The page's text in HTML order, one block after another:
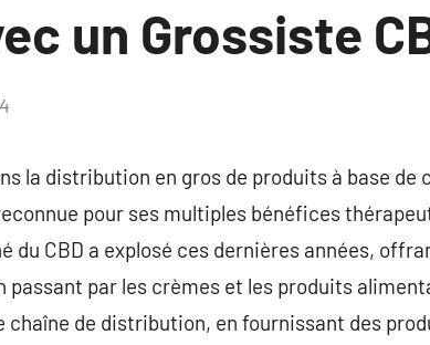
un Grossiste
la distribution en gros de produits à base de
pour ses multiples bénéfices
du CBD a explosé ces dernières années,
passant par les crèmes et les produits
de distribution, en fournissant des